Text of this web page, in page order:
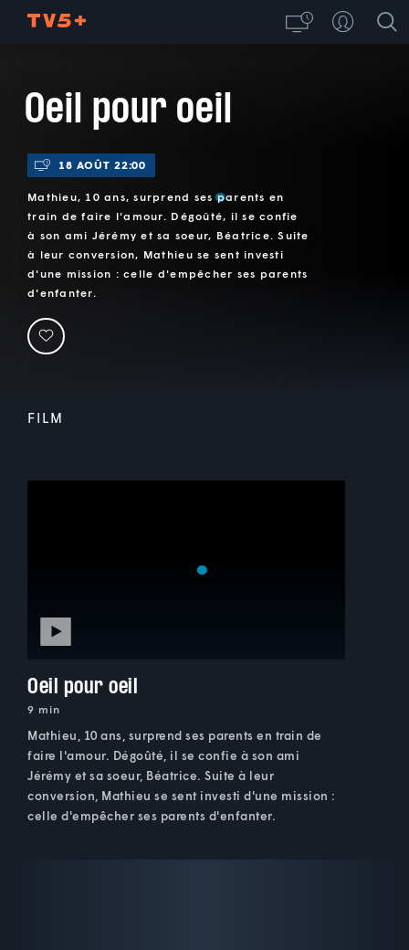
Oeil pour oeil
18 AOÛT 22:00
Mathieu, 10 ans, surprend ses parents en
train de faire l'amour. Dégoûté, il se confie
à son ami Jérémy et sa soeur, Béatrice. Suite
à leur conversion, Mathieu se sent investi
d'une mission : celle d'empêcher ses parents
d'enfanter.
FILM
Oeil pour oeil
9 min
Mathieu, 10 ans, surprend ses parents en train de
faire l'amour. Dégoûté, il se confie à son ami
Jérémy et sa soeur, Béatrice. Suite à leur
conversion, Mathieu se sent investi d'une mission :
celle d'empêcher ses parents d'enfanter.